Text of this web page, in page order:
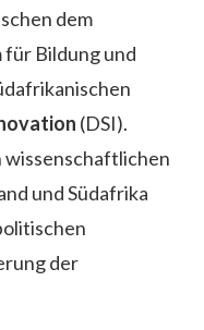
dem
Bildung und
(DSI).
wissenschaftlichen
und Südafrika
der